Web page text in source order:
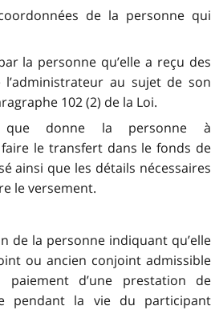
de la personne qui
la personne qu’elle a reçu des
l’administrateur au sujet de son
102 (2) de la Loi.
donne la personne à
le transfert dans le fonds de
ainsi que les détails nécessaires
le versement.
de la personne indiquant qu’elle
ou ancien conjoint admissible
d’une prestation de
pendant la vie du participant